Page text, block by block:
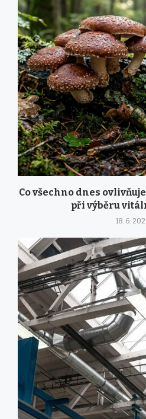
Co všechno dnes
při výběru
18. 6.